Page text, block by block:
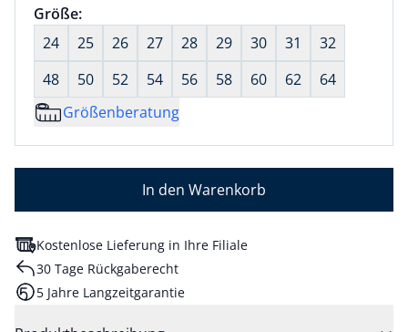
Größenauswahl:
Größe:nichts ausgewählt
24
25 26 27 28 29 30 31
32
48
50 52 54 56 58 60 62
64
Größenberatung
In den Warenkorb
Kostenlose Lieferung in Ihre Filiale
30 Tage Rückgaberecht
5 Jahre Langzeitgarantie